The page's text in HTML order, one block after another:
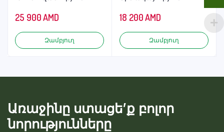
25 900AMD
Զամբյուղ
18 200AMD
Զամբյուղ
Առաջինը ստացե’ք բոլոր
նորությունները